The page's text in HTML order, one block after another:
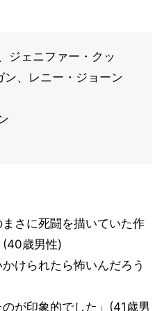
ジェニファー・クッ
ン、レニー・ジョーン
さに死闘を描いていた作
(40歳男性)
けられたら怖いんだろう
が印象的でした」(41歳男